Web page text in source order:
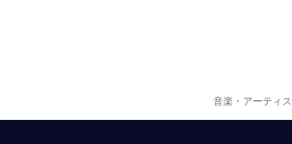
音楽・アーティ